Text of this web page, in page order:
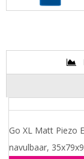
Go XL Matt Piezo
navulbaar,